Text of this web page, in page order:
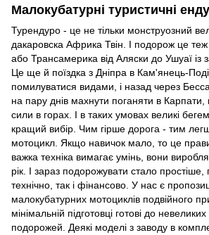
Малокубатурні туристичні
Турендуро - це не тільки монструозний
дакаровска Африка Твін. І подорож це
або Трансамерика від Аляски до Ушуаї із
Це ще й поїздка з Дніпра в Кам'янець-
помилуватися видами, і назад через
на пару днів махнути поганяти в Карпати,
сили в горах. І в таких умовах великі
кращий вибір. Чим гірше дорога - тим
мотоцикл. Якщо навичок мало, то це
важка техніка вимагає умінь, вони
рік. І зараз подорожувати стало
технічно, так і фінансово. У нас є
малокубатурних мотоциклів подвійного
мінімальній підготовці готові до невеликих
подорожей. Деякі моделі з заводу в